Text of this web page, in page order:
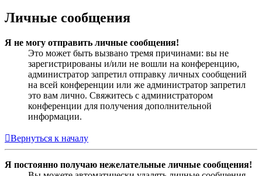
Личные сообщения
Я не могу отправить личные сообщения!
Это может быть вызвано тремя причинами: вы не
зарегистрированы и/или не вошли на конференцию,
администратор запретил отправку личных сообщений
на всей конференции или же администратор запретил
это вам лично. Свяжитесь с администратором
конференции для получения дополнительной
информации.
Вернуться к началу
Я постоянно получаю нежелательные личные сообщения!